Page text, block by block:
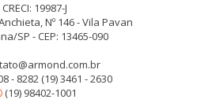
CRECI: 19987-J
Nº 146 - Vila Pavan
SP - CEP: 13465-090
- 8282 (19) 3461 - 2630
(19) 98402-1001